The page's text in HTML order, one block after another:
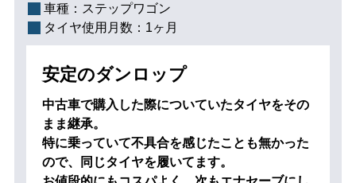
車種： ステップワゴン
タイヤ使用月数： 1ヶ月
安定のダンロップ
中古車で購入した際についていたタイヤをその
まま継承。
特に乗っていて不具合を感じたことも無かった
ので、同じタイヤを履いてます。